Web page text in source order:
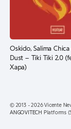
Oskido, Salima
Dust – Tiki Tiki 2.0
Xapa)
© 2013 - 2026 Vicente
ANGOVITECH
Platforms